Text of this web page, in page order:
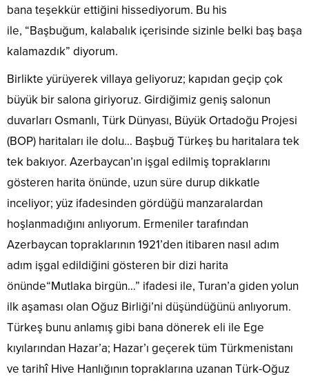
bana teşekkür ettiğini hissediyorum. Bu his
ile, “Başbuğum, kalabalık içerisinde sizinle belki baş başa
kalamazdık” diyorum.
Birlikte yürüyerek villaya geliyoruz; kapıdan geçip çok
büyük bir salona giriyoruz. Girdiğimiz geniş salonun
duvarları Osmanlı, Türk Dünyası, Büyük Ortadoğu Projesi
(BOP) haritaları ile dolu… Başbuğ Türkeş bu haritalara tek
tek bakıyor. Azerbaycan’ın işgal edilmiş topraklarını
gösteren harita önünde, uzun süre durup dikkatle
inceliyor; yüz ifadesinden gördüğü manzaralardan
hoşlanmadığını anlıyorum. Ermeniler tarafından
Azerbaycan topraklarının 1921’den itibaren nasıl adım
adım işgal edildiğini gösteren bir dizi harita
önünde“Mutlaka birgün…” ifadesi ile, Turan’a giden yolun
ilk aşaması olan Oğuz Birliği’ni düşündüğünü anlıyorum.
Türkeş bunu anlamış gibi bana dönerek eli ile Ege
kıyılarından Hazar’a; Hazar’ı geçerek tüm Türkmenistanı
ve tarihî Hive Hanlığının topraklarına uzanan Türk-Oğuz